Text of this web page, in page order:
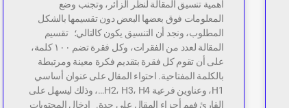
أهمية تنسيق المقالة لنظر الزائر، وتجنب وضع
المعلومات فوق بعضها البعض دون تقسيمها بالشكل
المطلوب، ونجد أن التنسيق يكون كالتالي؛ تقسيم
المقالة لعدد من الفقرات، وكل فقرة تضم ١٠٠ كلمة،
على أن تقوم كل فقرة بتقديم فكرة معينة ومرتبطة
بالكلمة المفتاحية. احتواء المقال على عنوان أساسي
H1، وعناوين فرعية H2، H3، H4…، وذلك ليسهل على
القارئ فهم أجزاء المقال على حدة. إدخال المحتويات